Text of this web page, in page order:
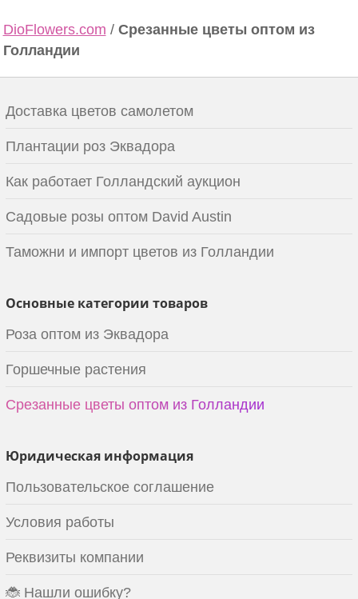
DioFlowers.com / Срезанные цветы оптом из
Голландии
Доставка цветов самолетом
Плантации роз Эквадора
Как работает Голландский аукцион
Садовые розы оптом David Austin
Таможни и импорт цветов из Голландии
Основные категории товаров
Роза оптом из Эквадора
Горшечные растения
Срезанные цветы оптом из Голландии
Юридическая информация
Пользовательское соглашение
Условия работы
Реквизиты компании
🐞 Нашли ошибку?